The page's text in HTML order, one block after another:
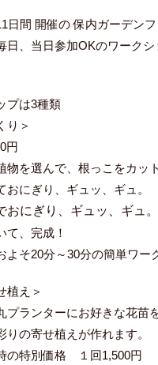
日間 開催の 保内ガーデンフ
日、当日参加OKのワークシ
プは3種類
り＞
円
物を選んで、根っこをカット
おにぎり、ギュッ、ギュ。
おにぎり、ギュッ、ギュ。
て、完成！
よそ20分～30分の簡単ワー
植え＞
プランターにお好きな花苗
りの寄せ植えが作れます。
の特別価格 １回1,500円